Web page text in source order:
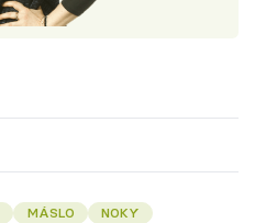
MÁSLO
NOKY